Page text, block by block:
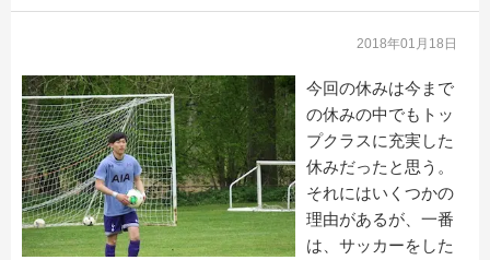
2018年01月18日
今回の休みは今まで
の休みの中でもトッ
プクラスに充実した
休みだったと思う。
それにはいくつかの
理由があるが、一番
は、サッカーをした